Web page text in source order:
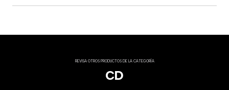
REVISA OTROS PRODUCTOS DE LA CATEGORÍA
CD